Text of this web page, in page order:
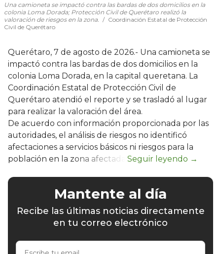
Una camioneta se impactó contra las bardas de dos domicilios en la
colonia Loma Dorada; Protección Civil de Querétaro realizó la
valoración de riesgos en la zona.
Coordinación Estatal de Protección
Civil de Querétaro
Querétaro, 7 de agosto de 2026.- Una camioneta se
impactó contra las bardas de dos domicilios en la
colonia Loma Dorada, en la capital queretana. La
Coordinación Estatal de Protección Civil de
Querétaro atendió el reporte y se trasladó al lugar
para realizar la valoración del área.
De acuerdo con información proporcionada por las
autoridades, el análisis de riesgos no identificó
afectaciones a servicios básicos ni riesgos para la
población en la zona afectada.
Mantente al día
Recibe las últimas noticias directamente
en tu correo electrónico
Escribe